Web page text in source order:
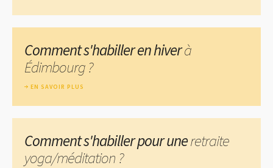
Comment s'habiller en hiverà
Édimbourg ?
EN SAVOIR PLUS
Comment s'habiller pour uneretraite
yoga/méditation ?